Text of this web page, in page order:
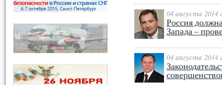
04 августа 2014
Россия
Запада –
04 августа 2014